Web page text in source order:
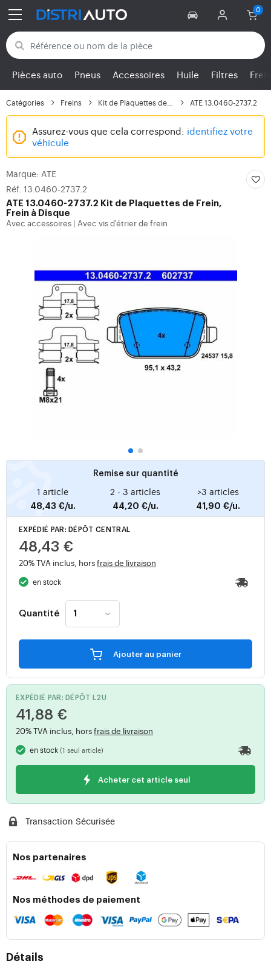
Retour aux catégories
Pièces auto Pneus Accessoires Huile Filtres
Catégories Freins ATE 13.0460-2737.2
Assurez-vous que cela correspond: identifiez votre
véhicule
Marque: ATE
Réf. 13.0460-2737.2
ATE 13.0460-2737.2 Kit de Plaquettes de Frein,
Frein à Disque
Avec accessoires Avec vis d'étrier de frein
Remise sur quantité
1 article
48,43 €/u.
2 - 3 articles
44,20 €/u.
>3 articles
41,90 €/u.
EXPÉDIÉ PAR: DÉPÔT CENTRAL
48,43 €
20% TVA inclus, horsfrais de livraison
en stock
Quantité
Ajouter au panier
EXPÉDIÉ PAR: DÉPÔT L2U
41,88 €
20% TVA inclus, horsfrais de livraison
en stock(1 seul article)
Acheter cet article seul
Transaction Sécurisée
Nos partenaires
Nos méthodes de paiement
Détails